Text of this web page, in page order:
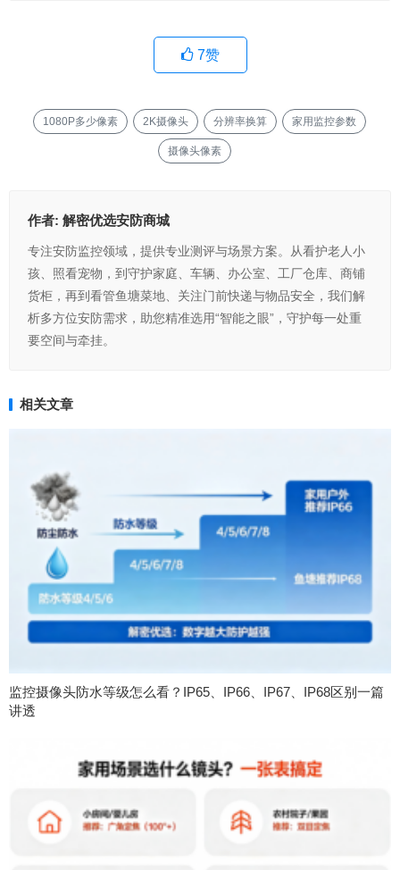
7赞
1080P多少像素 2K摄像头 分辨率换算 家用监控参数
摄像头像素
作者: 解密优选安防商城
专注安防监控领域，提供专业测评与场景方案。从看护老人小
孩、照看宠物，到守护家庭、车辆、办公室、工厂仓库、商铺
货柜，再到看管鱼塘菜地、关注门前快递与物品安全，我们解
析多方位安防需求，助您精准选用“智能之眼”，守护每一处重
要空间与牵挂。
相关文章
监控摄像头防水等级怎么看？IP65、IP66、IP67、IP68区别一篇
讲透